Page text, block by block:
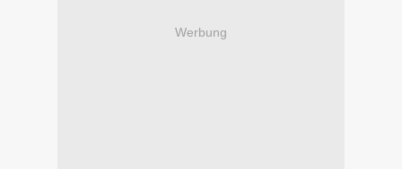
Werbung